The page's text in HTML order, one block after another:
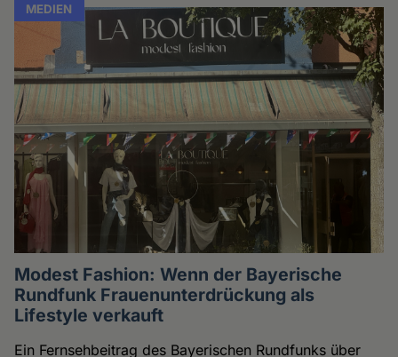
MEDIEN
Modest Fashion: Wenn der Bayerische
Rundfunk Frauenunterdrückung als
Lifestyle verkauft
Ein Fernsehbeitrag des Bayerischen Rundfunks über